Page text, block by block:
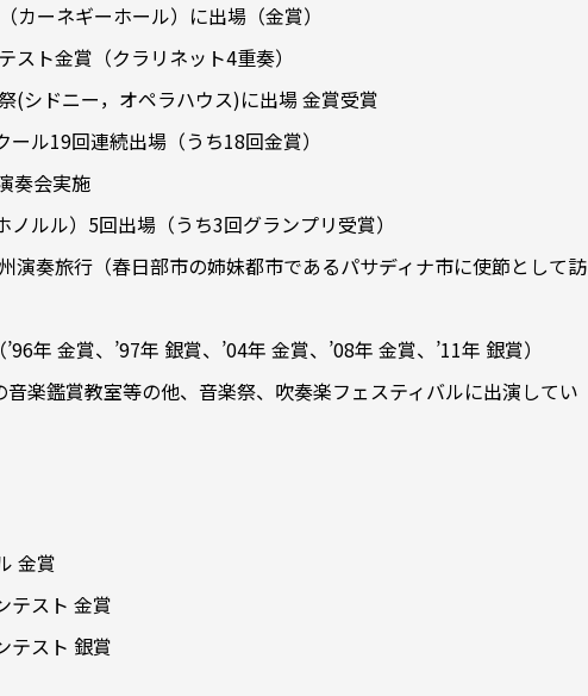
カーネギーホール）に出場（金賞）
ト金賞（クラリネット4重奏）
(シドニー，オペラハウス)に出場 金賞受賞
ル19回連続出場（うち18回金賞）
奏会実施
ルル）5回出場（うち3回グランプリ受賞）
演奏旅行（春日部市の姉妹都市であるパサディナ市に使節として訪
年 金賞、’97年 銀賞、’04年 金賞、’08年 金賞、’11年 銀賞）
楽鑑賞教室等の他、音楽祭、吹奏楽フェスティバルに出演してい
金賞
テスト 金賞
テスト 銀賞